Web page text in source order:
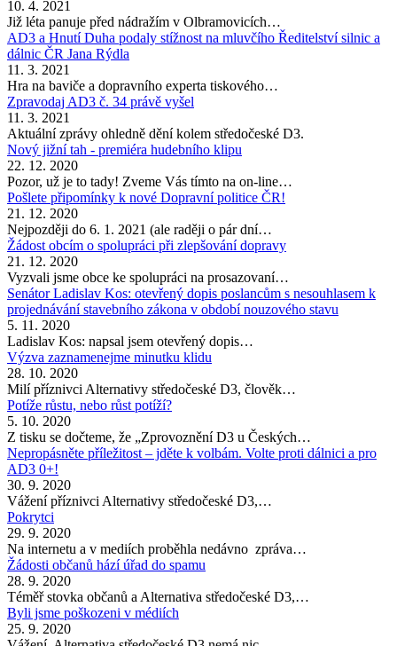
10. 4. 2021
Již léta panuje před nádražím v Olbramovicích…
AD3 a Hnutí Duha podaly stížnost na mluvčího Ředitelství silnic a
dálnic ČR Jana Rýdla
11. 3. 2021
Hra na baviče a dopravního experta tiskového…
Zpravodaj AD3 č. 34 právě vyšel
11. 3. 2021
Aktuální zprávy ohledně dění kolem středočeské D3.
Nový jižní tah - premiéra hudebního klipu
22. 12. 2020
Pozor, už je to tady! Zveme Vás tímto na on-line…
Pošlete připomínky k nové Dopravní politice ČR!
21. 12. 2020
Nejpozději do 6. 1. 2021 (ale raději o pár dní…
Žádost obcím o spolupráci při zlepšování dopravy
21. 12. 2020
Vyzvali jsme obce ke spolupráci na prosazovaní…
Senátor Ladislav Kos: otevřený dopis poslancům s nesouhlasem k
projednávání stavebního zákona v období nouzového stavu
5. 11. 2020
Ladislav Kos: napsal jsem otevřený dopis…
Výzva zaznamenejme minutku klidu
28. 10. 2020
Milí příznivci Alternativy středočeské D3, člověk…
Potíže růstu, nebo růst potíží?
5. 10. 2020
Z tisku se dočteme, že „Zprovoznění D3 u Českých…
Nepropásněte příležitost – jděte k volbám. Volte proti dálnici a pro
AD3 0+!
30. 9. 2020
Vážení příznivci Alternativy středočeské D3,…
Pokrytci
29. 9. 2020
Na internetu a v mediích proběhla nedávno zpráva…
Žádosti občanů hází úřad do spamu
28. 9. 2020
Téměř stovka občanů a Alternativa středočeské D3,…
Byli jsme poškozeni v médiích
25. 9. 2020